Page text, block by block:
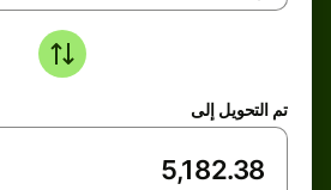
تم التحويل إلى